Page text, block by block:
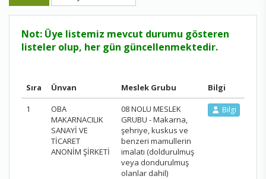
Not: Üye listemiz mevcut durumu gösteren
listeler olup, her gün güncellenmektedir.
Sıra Ünvan Meslek Grubu
Bilgi
1
OBA
MAKARNACILIK
SANAYİ VE
TİCARET
ANONİM ŞİRKETİ
08 NOLU MESLEK
GRUBU - Makarna,
şehriye, kuskus ve
benzeri mamullerin
imalatı (doldurulmuş
veya dondurulmuş
olanlar dahil)
Bilgi